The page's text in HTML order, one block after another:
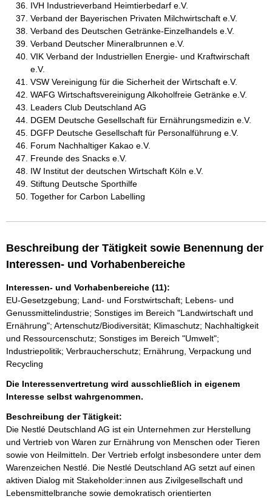
IVH Industrieverband Heimtierbedarf e.V.
Verband der Bayerischen Privaten Milchwirtschaft e.V.
Verband des Deutschen Getränke-Einzelhandels e.V.
Verband Deutscher Mineralbrunnen e.V.
VIK Verband der Industriellen Energie- und Kraftwirschaft
e.V.
VSW Vereinigung für die Sicherheit der Wirtschaft e.V.
WAFG Wirtschaftsvereinigung Alkoholfreie Getränke e.V.
Leaders Club Deutschland AG
DGEM Deutsche Gesellschaft für Ernährungsmedizin e.V.
DGFP Deutsche Gesellschaft für Personalführung e.V.
Forum Nachhaltiger Kakao e.V.
Freunde des Snacks e.V.
IW Institut der deutschen Wirtschaft Köln e.V.
Stiftung Deutsche Sporthilfe
Together for Carbon Labelling
Beschreibung der Tätigkeit sowie Benennung der
Interessen- und Vorhabenbereiche
Interessen- und Vorhabenbereiche (11):
EU-Gesetzgebung; Land- und Forstwirtschaft; Lebens- und
Genussmittelindustrie; Sonstiges im Bereich "Landwirtschaft und
Ernährung"; Artenschutz/Biodiversität; Klimaschutz; Nachhaltigkeit
und Ressourcenschutz; Sonstiges im Bereich "Umwelt";
Industriepolitik; Verbraucherschutz; Ernährung, Verpackung und
Recycling
Die Interessenvertretung wird ausschließlich in eigenem
Interesse selbst wahrgenommen.
Beschreibung der Tätigkeit:
Die Nestlé Deutschland AG ist ein Unternehmen zur Herstellung
und Vertrieb von Waren zur Ernährung von Menschen oder Tieren
sowie von Heilmitteln. Der Vertrieb erfolgt insbesondere unter dem
Warenzeichen Nestlé. Die Nestlé Deutschland AG setzt auf einen
aktiven Dialog mit Stakeholder:innen aus Zivilgesellschaft und
Lebensmittelbranche sowie demokratisch orientierten